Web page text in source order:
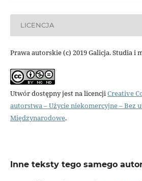
LICENCJA
Prawa autorskie (c) 2019 Galicja. Studia i
Utwór dostępny jest na licencjiCreative
autorstwa – Użycie niekomercyjne – Bez
Międzynarodowe.
Inne teksty tego samego